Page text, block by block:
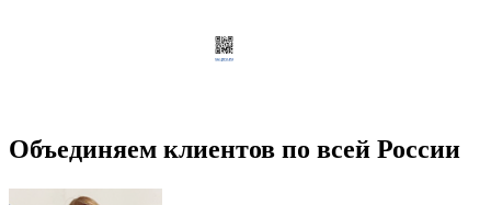
Объединяем клиентов по всей России